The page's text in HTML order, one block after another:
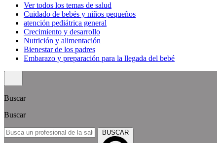
Ver todos los temas de salud
Cuidado de bebés y niños pequeños
atención pediátrica general
Crecimiento y desarrollo
Nutrición y alimentación
Bienestar de los padres
Embarazo y preparación para la llegada del bebé
Buscar
Buscar
BUSCAR